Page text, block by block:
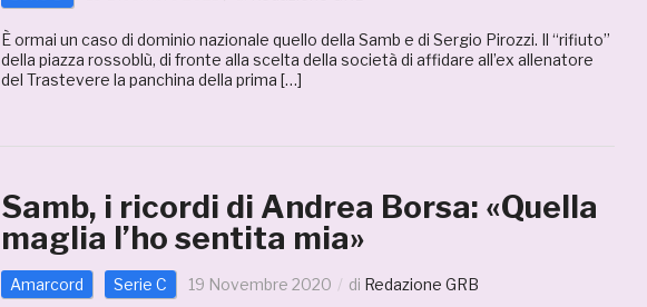
È ormai un caso di dominio nazionale quello della Samb e di Sergio Pirozzi. Il “rifiuto”
della piazza rossoblù, di fronte alla scelta della società di affidare all’ex allenatore
del Trastevere la panchina della prima […]
Samb, i ricordi di Andrea Borsa: «Quella
maglia l’ho sentita mia»
Amarcord Serie C 19 Novembre 2020 di Redazione GRB